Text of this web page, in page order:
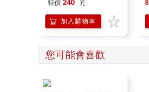
特價 240 元
加入購物車
8
您可能會喜歡